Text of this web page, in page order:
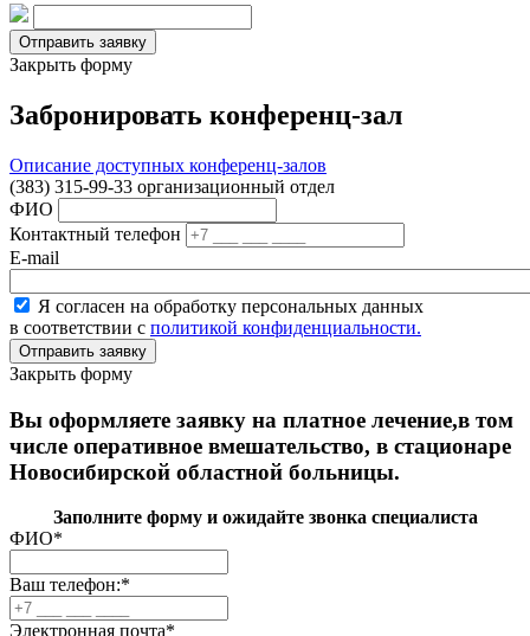
Закрыть форму
Забронировать конференц-зал
Описание доступных конференц-залов
(383) 315-99-33 организационный отдел
ФИО
Контактный телефон
E-mail
Я согласен на обработку персональных данных
в соответствии с политикой конфиденциальности.
Закрыть форму
Вы оформляете заявку на платное лечение,в том
числе оперативное вмешательство, в стационаре
Новосибирской областной больницы.
Заполните форму и ожидайте звонка специалиста
ФИО*
Ваш телефон:*
Электронная почта*